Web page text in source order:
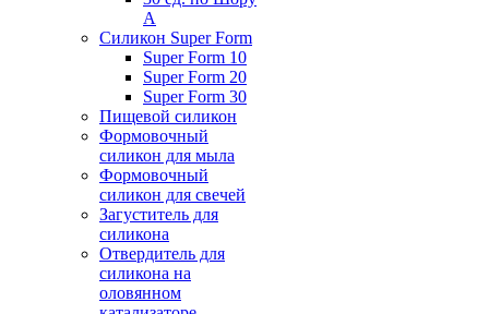
А
Силикон Super Form
Super Form 10
Super Form 20
Super Form 30
Пищевой силикон
Формовочный
силикон для мыла
Формовочный
силикон для свечей
Загуститель для
силикона
Отвердитель для
силикона на
оловянном